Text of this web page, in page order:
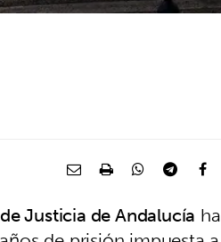
Justicia de Andalucía ha